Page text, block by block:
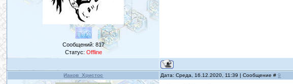
Сообщений: 817
Статус: Offline
Иаков_Христос Дата: Среда, 16.12.2020, 11:39 | Сообщение #9